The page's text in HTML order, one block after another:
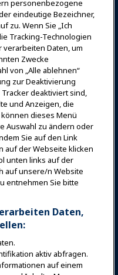
beitreten
Kontakt
personenbezogene
eindeutige Bezeichner,
zu. Wenn Sie „Ich
Tracking-Technologien
verarbeiten Daten, um
Zwecke
von „Alle ablehnen“
zur Deaktivierung
deaktiviert sind,
und Anzeigen, die
dieses Menü
Auswahl zu ändern oder
Sie auf den Link
auf der Webseite klicken
unten links auf der
auf unsere/n Website
entnehmen Sie bitte
Daten,
aktiv abfragen.
auf einem